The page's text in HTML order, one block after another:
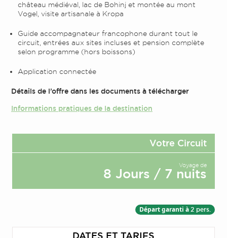
château médiéval, lac de Bohinj et montée au mont
Vogel, visite artisanale à Kropa
Guide accompagnateur francophone durant tout le
circuit, entrées aux sites incluses et pension complète
selon programme (hors boissons)
Application connectée
Détails de l’offre dans les documents à télécharger
Informations pratiques de la destination
Votre Circuit
Voyage de
8 Jours / 7 nuits
Départ garanti à2 pers.
DATES ET TARIFS